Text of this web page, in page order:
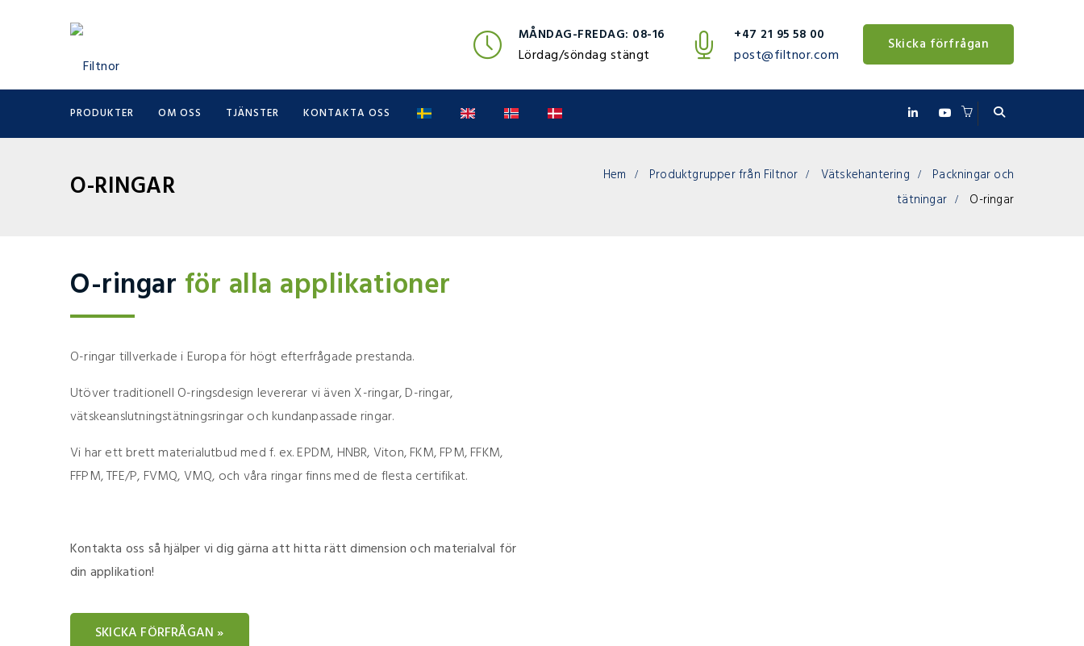
MÅNDAG-FREDAG: 08-16
Lördag/söndag stängt
+47 21 95 58 00
post@filtnor.com
Skicka förfrågan
PRODUKTER OM OSS TJÄNSTER KONTAKTA OSS
O-RINGAR Hem Produktgrupper från Filtnor Vätskehantering
Packningar och
tätningar
O-ringar
O-ringar för alla applikationer
O-ringar tillverkade i Europa för högt efterfrågade prestanda.
Utöver traditionell O-ringsdesign levererar vi även X-ringar, D-ringar,
vätskeanslutningstätningsringar och kundanpassade ringar.
Vi har ett brett materialutbud med f. ex. EPDM, HNBR, Viton, FKM, FPM, FFKM,
FFPM, TFE/P, FVMQ, VMQ, och våra ringar finns med de flesta certifikat.
Kontakta oss så hjälper vi dig gärna att hitta rätt dimension och materialval för
din applikation!
SKICKA FÖRFRÅGAN »